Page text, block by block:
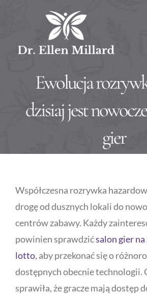
SERVICES
Treatment Methods
Treatment Pricing
Affiliate Links
Meditations
Publicity
Functional Labs
BOOK NOW
CONTACT
Ewolucja
dzisiaj jest
gier
Współczesna rozrywka
drogę od dusznych lokali do
centrów zabawy. Każdy
powinien sprawdzićsalon gier
lotto, aby przekonać się o
dostępnych obecnie technologii.
sprawiła, że gracze mają dostęp